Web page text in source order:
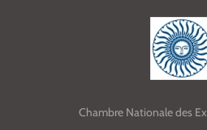
Chambre Nationale des